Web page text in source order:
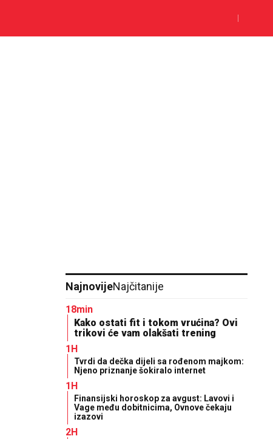
NajnovijeNajčitanije
18min
Kako ostati fit i tokom vrućina? Ovi
trikovi će vam olakšati trening
1H
Tvrdi da dečka dijeli sa rođenom majkom:
Njeno priznanje šokiralo internet
1H
Finansijski horoskop za avgust: Lavovi i
Vage među dobitnicima, Ovnove čekaju
izazovi
2H